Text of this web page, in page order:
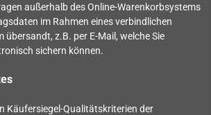
außerhalb des Online-Warenkorbsystems
im Rahmen eines verbindlichen
übersandt, z.B. per E-Mail, welche Sie
sichern können.
Käufersiegel-Qualitätskriterien der